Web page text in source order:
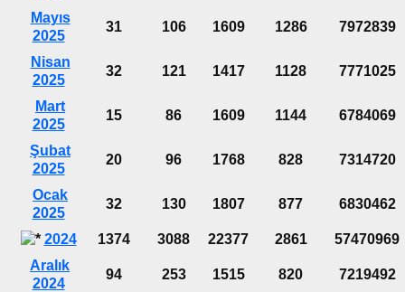
Mayıs
2025
31 106 1609 1286 7972839
Nisan
2025
32 121 1417 1128 7771025
Mart
2025
15 86 1609 1144 6784069
Şubat
2025
20 96 1768 828 7314720
Ocak
2025
32 130 1807 877 6830462
2024 1374 3088 22377 2861
57470969
Aralık
2024
94 253 1515 820 7219492